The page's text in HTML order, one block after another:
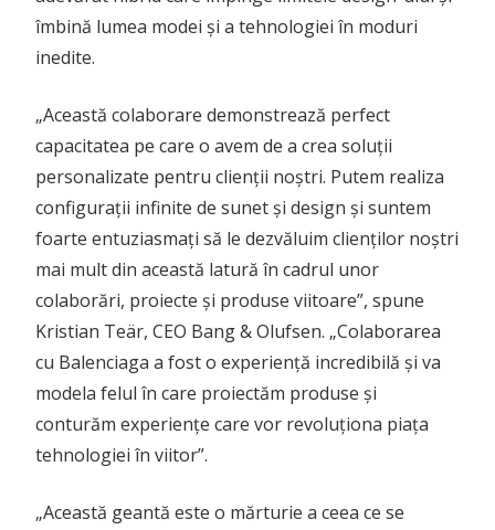
îmbină lumea modei și a tehnologiei în moduri
inedite.
„Această colaborare demonstrează perfect
capacitatea pe care o avem de a crea soluții
personalizate pentru clienții noștri. Putem realiza
configurații infinite de sunet și design și suntem
foarte entuziasmați să le dezvăluim clienților noștri
mai mult din această latură în cadrul unor
colaborări, proiecte și produse viitoare”, spune
Kristian Teär, CEO Bang & Olufsen. „Colaborarea
cu Balenciaga a fost o experiență incredibilă și va
modela felul în care proiectăm produse și
conturăm experiențe care vor revoluționa piața
tehnologiei în viitor”.
„Această geantă este o mărturie a ceea ce se